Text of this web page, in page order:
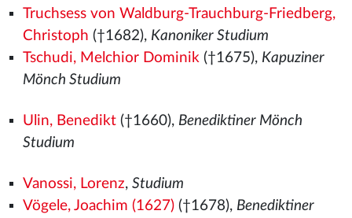
Truchsess von Waldburg-Trauchburg-Friedberg,
Christoph (†1682), Kanoniker Studium
Tschudi, Melchior Dominik(†1675), Kapuziner
Mönch Studium
Ulin, Benedikt(†1660), Benediktiner Mönch
Studium
Vanossi, Lorenz, Studium
Vögele, Joachim (1627)(†1678), Benediktiner